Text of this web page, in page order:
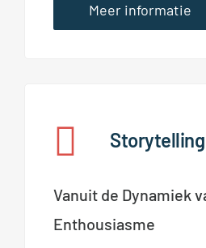
Meer informatie
Storytelling
Vanuit de Dynamiek
Enthousiasme